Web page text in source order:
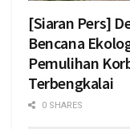
[Siaran Pers]
Bencana
Pemulihan
Terbengkalai
0 SHARES